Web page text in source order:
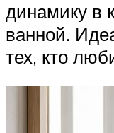
динамику в
ванной.
тех, кто